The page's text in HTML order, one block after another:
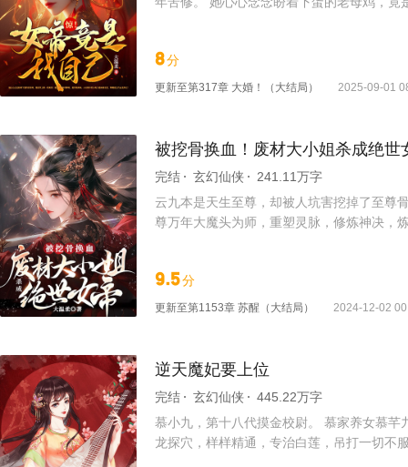
8分
更新至第317章 大婚！（大结局） 2025-09-01
被挖骨换血！废材大小姐杀成绝世
完结 玄幻仙侠
241.11万字
云九本是天生至尊，却被人坑害挖掉了至尊
尊万年大魔头为师，重塑灵脉，修炼神决，
9.5分
更新至第1153章 苏醒（大结局） 2024-12-02
逆天魔妃要上位
完结 玄幻仙侠
445.22万字
慕小九，第十八代摸金校尉。 慕家养女慕
龙探穴，样样精通，专治白莲，吊打一切不